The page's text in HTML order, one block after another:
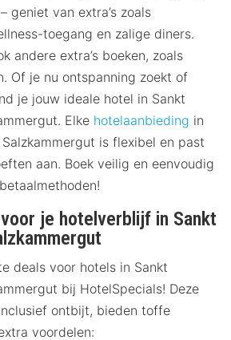
geniet van extra’s zoals
toegang en zalige diners.
andere extra’s boeken, zoals
Of je nu ontspanning zoekt of
je jouw ideale hotel in Sankt
Elke hotelaanbieding in
is flexibel en past
aan. Boek veilig en eenvoudig
je hotelverblijf in Sankt
deals voor hotels in Sankt
bij HotelSpecials! Deze
ontbijt, bieden toffe
voordelen: